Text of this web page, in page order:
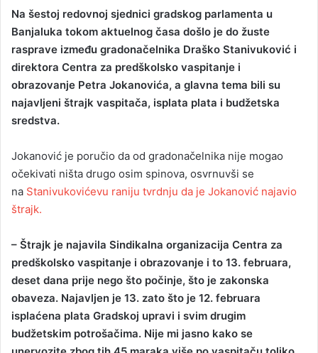
Na šestoj redovnoj sjednici gradskog parlamenta u
Banjaluka tokom aktuelnog časa došlo je do žuste
rasprave između gradonačelnika Draško Stanivuković i
direktora Centra za predškolsko vaspitanje i
obrazovanje Petra Jokanovića, a glavna tema bili su
najavljeni štrajk vaspitača, isplata plata i budžetska
sredstva.
Jokanović je poručio da od gradonačelnika nije mogao
očekivati ništa drugo osim spinova, osvrnuvši se
na Stanivukovićevu raniju tvrdnju da je Jokanović najavio
štrajk.
– Štrajk je najavila Sindikalna organizacija Centra za
predškolsko vaspitanje i obrazovanje i to 13. februara,
deset dana prije nego što počinje, što je zakonska
obaveza. Najavljen je 13. zato što je 12. februara
isplaćena plata Gradskoj upravi i svim drugim
budžetskim potrošačima. Nije mi jasno kako se